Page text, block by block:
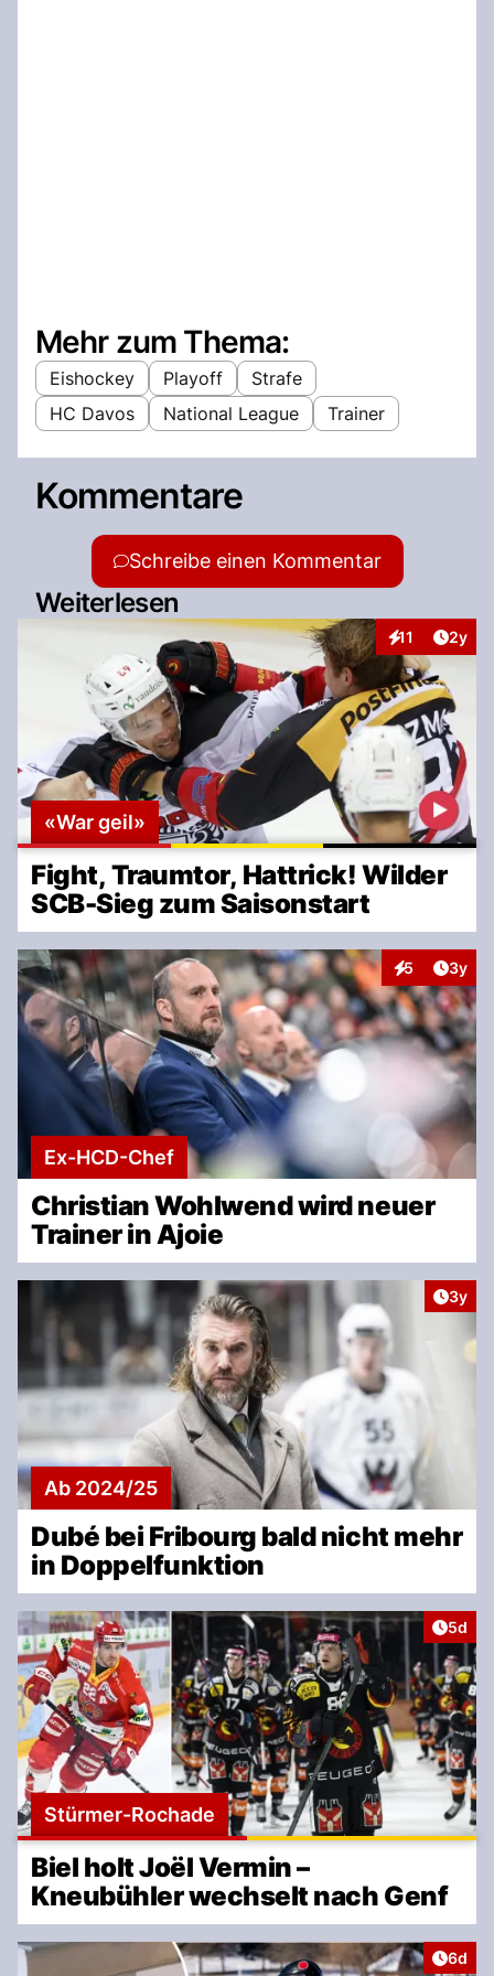
Mehr zum Thema:
Eishockey Playoff
Strafe
HC Davos
National League Trainer
Kommentare
Schreibe einen Kommentar
Weiterlesen
11
Interaktionen
2y
«War geil»
Fight, Traumtor, Hattrick! Wilder
SCB-Sieg zum Saisonstart
5
Interaktionen
3y
Ex-HCD-Chef
Christian Wohlwend wird neuer
Trainer in Ajoie
3y
Ab 2024/25
Dubé bei Fribourg bald nicht mehr
in Doppelfunktion
5d
Stürmer-Rochade
Biel holt Joël Vermin –
Kneubühler wechselt nach Genf
6d